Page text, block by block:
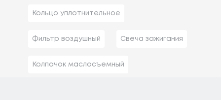
Кольцо уплотнительное
Фильтр воздушный Свеча зажигания
Колпачок маслосъемный